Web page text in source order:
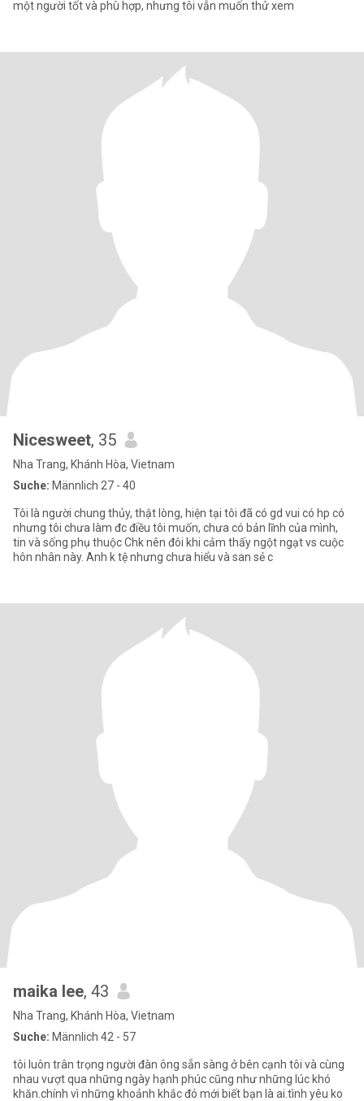
một người tốt và phù hợp, nhưng tôi vẫn muốn thử xem
Nicesweet, 35
Nha Trang, Khánh Hòa, Vietnam
Suche: Männlich 27 - 40
Tôi là người chung thủy, thật lòng, hiện tại tôi đã có gd vui có hp có
nhưng tôi chưa làm đc điều tôi muốn, chưa có bản lĩnh của mình,
tin và sống phụ thuộc Chk nên đôi khi cảm thấy ngột ngạt vs cuộc
hôn nhân này. Anh k tệ nhưng chưa hiểu và san sẻ c
maika lee, 43
Nha Trang, Khánh Hòa, Vietnam
Suche: Männlich 42 - 57
tôi luôn trân trọng người đàn ông sẵn sàng ở bên cạnh tôi và cùng
nhau vượt qua những ngày hạnh phúc cũng như những lúc khó
khăn.chính vì những khoảnh khắc đó mới biết bạn là ai.tình yêu ko